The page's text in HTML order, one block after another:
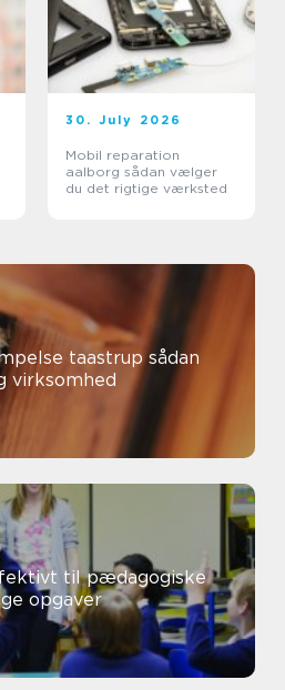
30. July 2026
Mobil reparation
aalborg sådan vælger
du det rigtige værksted
taastrup sådan
virksomhed
til pædagogiske
opgaver